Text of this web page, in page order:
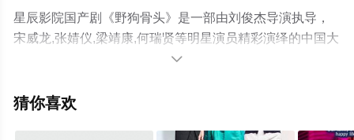
星辰影院国产剧《野狗骨头》是一部由刘俊杰导演执导，
宋威龙,张婧仪,梁靖康,何瑞贤等明星演员精彩演绎的中国大
陆电视剧，大结局剧情已揭晓（全32集），手机免费观看
剧提前免费观看，更多剧情信息可移步至豆瓣电视剧、电

猜你喜欢